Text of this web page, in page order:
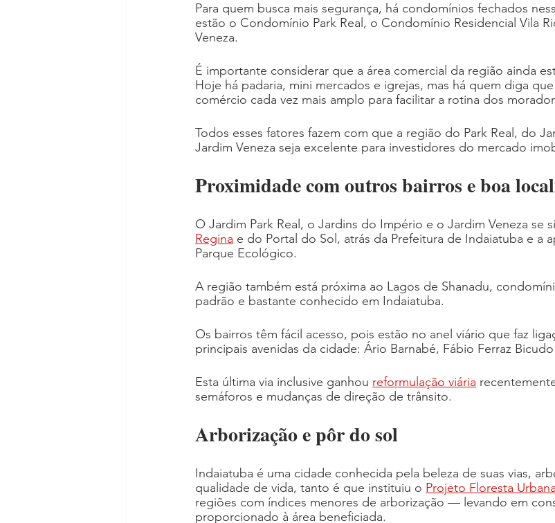
Para quem busca mais segurança, há condomínios fechados
estão o Condomínio Park Real, o Condomínio Residencial Vila
Veneza.
É importante considerar que a área comercial da região ainda
Hoje há padaria, mini mercados e igrejas, mas há quem diga
comércio cada vez mais amplo para facilitar a rotina dos
Todos esses fatores fazem com que a região do Park Real, do
Jardim Veneza seja excelente para investidores do mercado
Proximidade com outros bairros e boa
O Jardim Park Real, o Jardins do Império e o Jardim Veneza se
Regina e do Portal do Sol, atrás da Prefeitura de Indaiatuba e a
Parque Ecológico.
A região também está próxima ao Lagos de Shanadu,
padrão e bastante conhecido em Indaiatuba.
Os bairros têm fácil acesso, pois estão no anel viário que faz
principais avenidas da cidade: Ário Barnabé, Fábio Ferraz
Esta última via inclusive ganhou reformulação viária
semáforos e mudanças de direção de trânsito.
Arborização e pôr do sol
Indaiatuba é uma cidade conhecida pela beleza de suas vias,
qualidade de vida, tanto é que instituiu o Projeto Floresta Urbana
regiões com índices menores de arborização — levando em
proporcionado à área beneficiada.